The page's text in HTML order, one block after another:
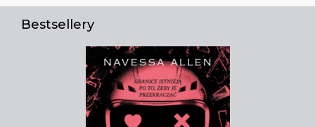
Bestsellery